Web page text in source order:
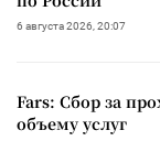
6 августа 2026, 20:07
Fars: Сбор за
объему услуг